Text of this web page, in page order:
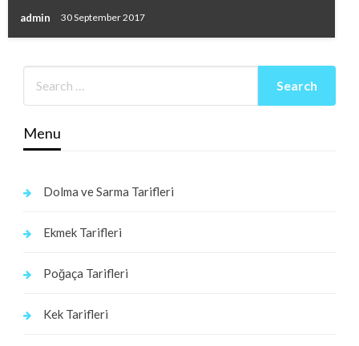
admin 30 September 2017
Menu
Dolma ve Sarma Tarifleri
Ekmek Tarifleri
Poğaça Tarifleri
Kek Tarifleri